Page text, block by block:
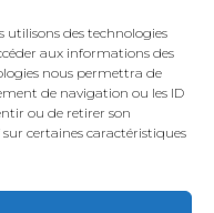
utilisons des technologies
aux informations des
nous permettra de
de navigation ou les ID
ou de retirer son
certaines caractéristiques